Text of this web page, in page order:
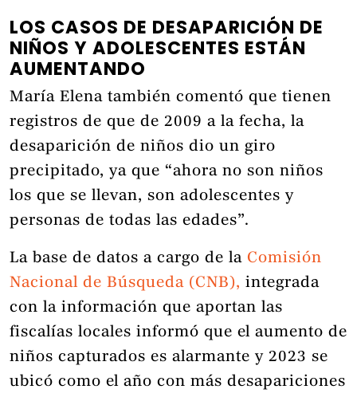
LOS CASOS DE DESAPARICIÓN DE
NIÑOS Y ADOLESCENTES ESTÁN
AUMENTANDO
María Elena también comentó que tienen
registros de que de 2009 a la fecha, la
desaparición de niños dio un giro
precipitado, ya que “ahora no son niños
los que se llevan, son adolescentes y
personas de todas las edades”.
La base de datos a cargo de la Comisión
Nacional de Búsqueda (CNB), integrada
con la información que aportan las
fiscalías locales informó que el aumento de
niños capturados es alarmante y 2023 se
ubicó como el año con más desapariciones